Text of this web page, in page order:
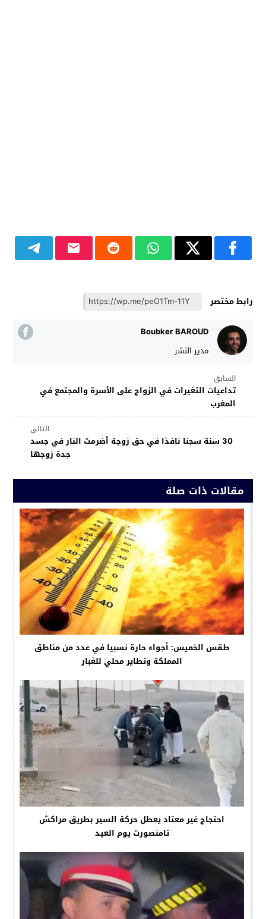
رابط مختصر
Boubker BAROUD
مدير النشر
السابق
تداعيات التغيرات في الزواج على الأسرة والمجتمع في
المغرب
التالي
30 سنة سجنا نافذا في حق زوجة أضرمت النار في جسد
جدة زوجها
مقالات ذات صلة
طقس الخميس: أجواء حارة نسبيا في عدد من مناطق
المملكة وتطاير محلي للغبار
احتجاج غير معتاد يعطل حركة السير بطريق مراكش
تامنصورت يوم العيد